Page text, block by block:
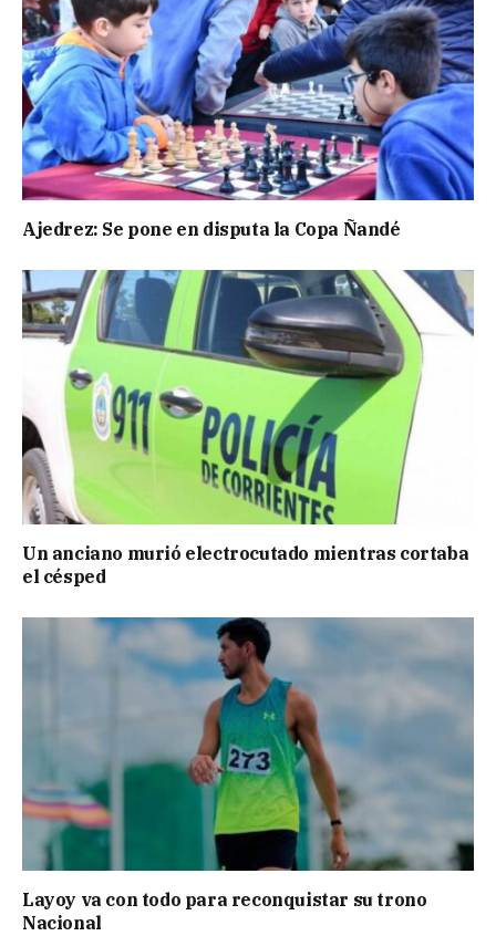
Ajedrez: Se pone en disputa la Copa Ñandé
Un anciano murió electrocutado mientras cortaba
el césped
Layoy va con todo para reconquistar su trono
Nacional